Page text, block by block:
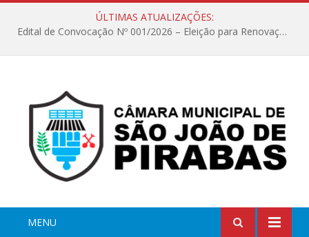
ÚLTIMAS ATUALIZAÇÕES:
Edital de Convocação Nº 001/2026 – Eleição para Renovação da Mesa Diretora – Biênio 2027/2028
MENU